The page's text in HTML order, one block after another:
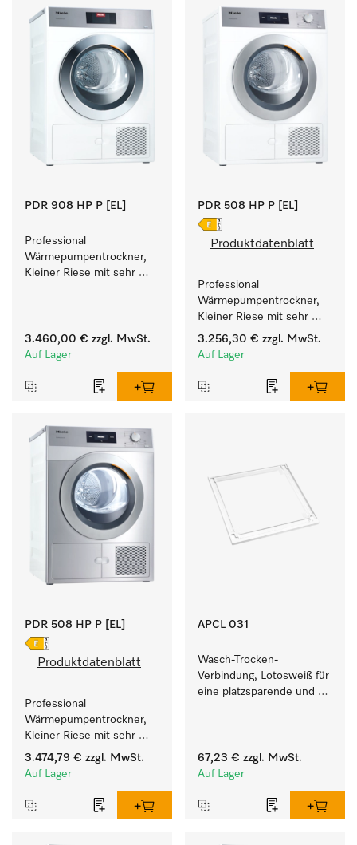
PDR 908 HP P [EL]
Professional
Wärmepumpentrockner,
Kleiner Riese mit sehr
Füllgewicht 8 kg.
3.460,00 € zzgl. MwSt.
Auf Lager
PDR 508 HP P [EL]
Produktdatenblatt
Professional
Wärmepumpentrockner,
Kleiner Riese mit sehr
geringem
Energieverbrauch und
Füllgewicht 8 kg.
3.256,30 € zzgl. MwSt.
Auf Lager
PDR 508 HP P [EL]
Produktdatenblatt
Professional
Wärmepumpentrockner,
Kleiner Riese mit sehr
geringem
Energieverbrauch und
Füllgewicht 8 kg.
3.474,79 € zzgl. MwSt.
Auf Lager
APCL 031
Wasch-Trocken-
Verbindung, Lotosweiß für
eine platzsparende und
67,23 € zzgl. MwSt.
Auf Lager